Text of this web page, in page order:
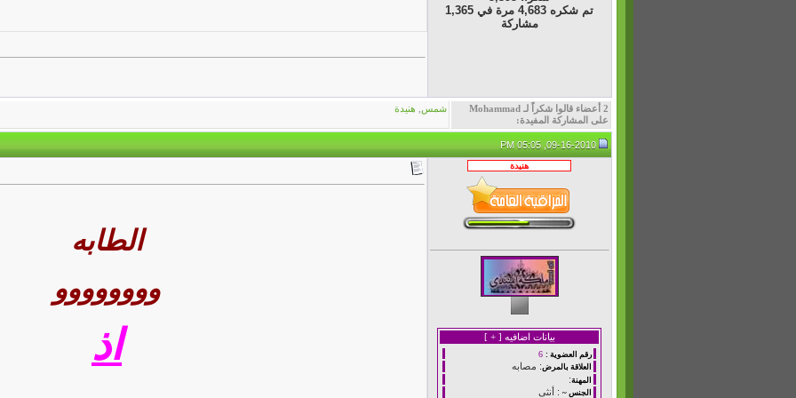
تم شكره 4,683 مرة في 1,365
مشاركة
2 أعضاء قالوا شكراً لـ Mohammad
على المشاركة المفيدة:
شمس هنيدة
09-16-2010, 05:05 PM
بيانات اضافيه [+
]
رقم العضوية : 6
العلاقة بالمرض: مصابه
المهنة:
الجنس ~ : أنثى
الطابه
وووووووو
اذ